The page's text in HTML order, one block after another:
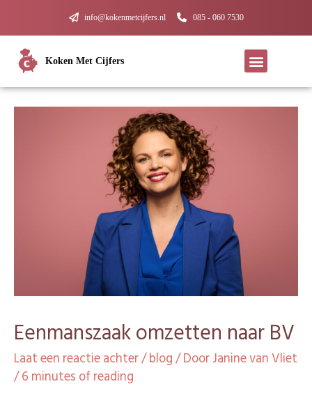
info@kokenmetcijfers.nl 085 - 060 7530
Koken Met Cijfers
Eenmanszaak omzetten naar BV
Laat een reactie achter/blog/ DoorJanine van Vliet
/6 minutes of reading